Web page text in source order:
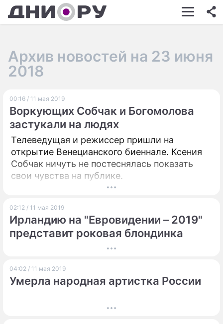
ШОУ-БИЗНЕС
КИНО
ПРОИСШЕСТВИЯ
СОННИК
ИГРЫ
ПРЕСС-РЕЛИЗЫ
Архив новостей на 23 июня
2018
00:16 / 11 мая 2019
Воркующих Собчак и Богомолова
застукали на людях
Телеведущая и режиссер пришли на
открытие Венецианского биеннале. Ксения
Собчак ничуть не постеснялась показать
свои чувства на публике.
02:12 / 11 мая 2019
Ирландию на "Евровидении – 2019"
представит роковая блондинка
04:02 / 11 мая 2019
Умерла народная артистка России